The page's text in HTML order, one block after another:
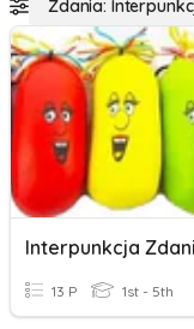
Zdania:
13 P 1st - 5th